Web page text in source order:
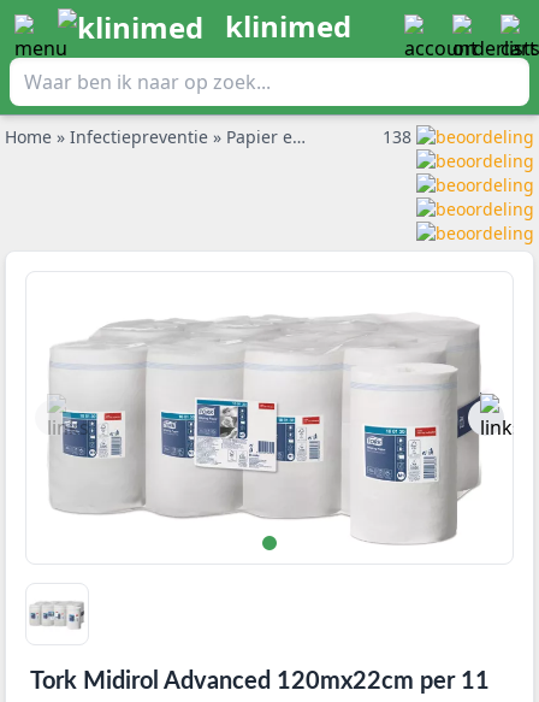
klinimed
Home » Infectiepreventie » Papier en onderzoekbankrollen »Tork
138
Tork Midirol Advanced 120mx22cm per 11